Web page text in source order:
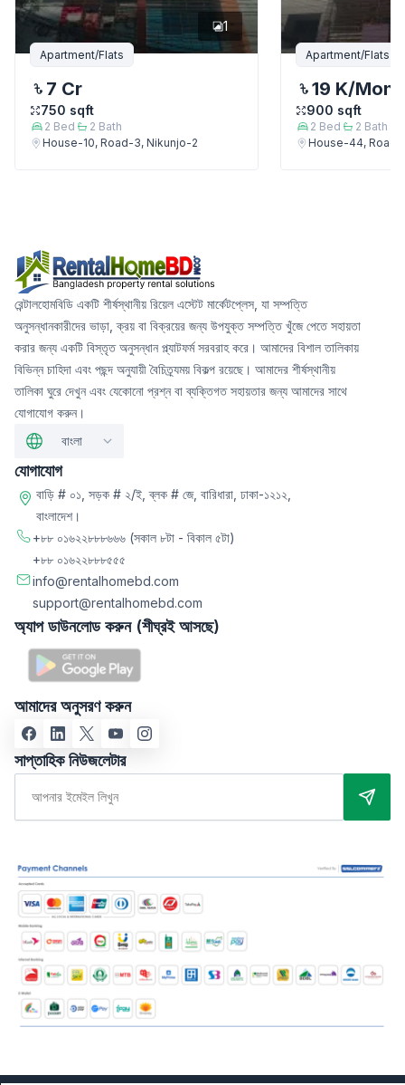
1
Apartment/Flats
7 Cr
750 sqft
2 Bed 2 Bath
House-10, Road-3, Nikunjo-2
Apartment/Flats
19 K/
900 sqft
2 Bed 2 Bath
House-44, Road-
রেন্টালহোমবিডি একটি শীর্ষস্থানীয় রিয়েল এস্টেট মার্কেটপ্লেস, যা সম্পত্তি
অনুসন্ধানকারীদের ভাড়া, ক্রয় বা বিক্রয়ের জন্য উপযুক্ত সম্পত্তি খুঁজে পেতে সহায়তা
করার জন্য একটি বিস্তৃত অনুসন্ধান প্ল্যাটফর্ম সরবরাহ করে। আমাদের বিশাল তালিকায়
বিভিন্ন চাহিদা এবং পছন্দ অনুযায়ী বৈচিত্র্যময় বিকল্প রয়েছে। আমাদের শীর্ষস্থানীয়
তালিকা ঘুরে দেখুন এবং যেকোনো প্রশ্ন বা ব্যক্তিগত সহায়তার জন্য আমাদের সাথে
যোগাযোগ করুন।
বাংলা
যোগাযোগ
বাড়ি # ০১, সড়ক # ২/ই, ব্লক # জে, বারিধারা, ঢাকা-১২১২,
বাংলাদেশ।
+৮৮ ০১৬২২৮৮৮৬৬৬ (সকাল ৮টা - বিকাল ৫টা)
+৮৮ ০১৬২২৮৮৮৫৫৫
info@rentalhomebd.com
support@rentalhomebd.com
অ্যাপ ডাউনলোড করুন (শীঘ্রই আসছে)
আমাদের অনুসরণ করুন
সাপ্তাহিক নিউজলেটার